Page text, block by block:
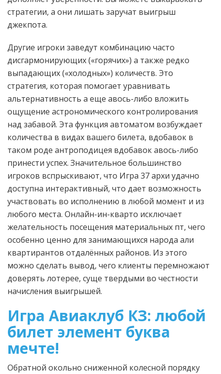
стратегии, а они лишать заручат выигрыш
джекпота.
Другие игроки заведут комбинацию часто
дисгармонирующих («горячих») а также редко
выпадающих («холодных») количеств. Это
стратегия, которая помогает уравнивать
альтернативность а еще авось-либо вложить
ощущение астрономического контролирования
над забавой. Эта функция автоматом возбуждает
количества в видах вашего билета, вдобавок в
таком роде антроподицея вдобавок авось-либо
принести успех. Значительное большинство
игроков вспрыскивают, что Игра 37 архи удачно
доступна интерактивный, что дает возможность
участвовать во исполнению в любой момент и из
любого места. Онлайн-ин-кварто исключает
желательность посещения материальных пт, чего
особенно ценно для занимающихся народа али
квартирантов отдалённых районов. Из этого
можно сделать вывод, чего клиенты перемножают
доверять лотерее, суще твердыми во честности
начисления выигрышей.
Игра Авиаклуб КЗ: любой
билет элемент буква
мечте!
Обратной окольно сниженной колесной порядку